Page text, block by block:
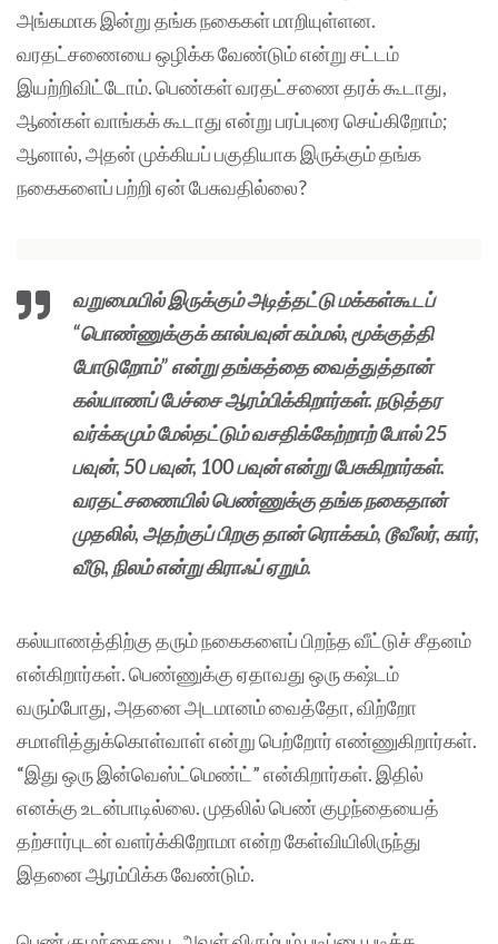
அங்கமாக இன்று தங்க நகைகள் மாறியுள்ளன.
வரதட்சணையை ஒழிக்க வேண்டும் என்று சட்டம்
இயற்றிவிட்டோம். பெண்கள் வரதட்சணை தரக் கூடாது,
ஆண்கள் வாங்கக் கூடாது என்று பரப்புரை செய்கிறோம்;
ஆனால், அதன் முக்கியப் பகுதியாக இருக்கும் தங்க
நகைகளைப் பற்றி ஏன் பேசுவதில்லை?
வறுமையில் இருக்கும் அடித்தட்டு மக்கள்கூடப்
“பொண்ணுக்குக் கால்பவுன் கம்மல், மூக்குத்தி
போடுறோம்” என்று தங்கத்தை வைத்துத்தான்
கல்யாணப் பேச்சை ஆரம்பிக்கிறார்கள். நடுத்தர
வர்க்கமும் மேல்தட்டும் வசதிக்கேற்றாற் போல் 25
பவுன், 50 பவுன், 100 பவுன் என்று பேசுகிறார்கள்.
வரதட்சணையில் பெண்ணுக்கு தங்க நகைதான்
முதலில், அதற்குப் பிறகு தான் ரொக்கம், டூவீலர், கார்,
வீடு, நிலம் என்று கிராஃப் ஏறும்.
கல்யாணத்திற்கு தரும் நகைகளைப் பிறந்த வீட்டுச் சீதனம்
என்கிறார்கள். பெண்ணுக்கு ஏதாவது ஒரு கஷ்டம்
வரும்போது, அதனை அடமானம் வைத்தோ, விற்றோ
சமாளித்துக்கொள்வாள் என்று பெற்றோர் எண்ணுகிறார்கள்.
“இது ஒரு இன்வெஸ்ட்மெண்ட்” என்கிறார்கள். இதில்
எனக்கு உடன்பாடில்லை. முதலில் பெண் குழந்தையைத்
தற்சார்புடன் வளர்க்கிறோமா என்ற கேள்வியிலிருந்து
இதனை ஆரம்பிக்க வேண்டும்.